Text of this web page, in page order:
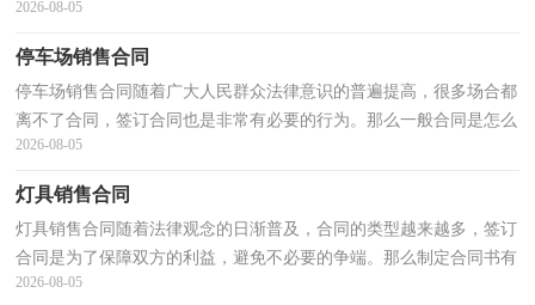
什么需要注意的呢？下面是小编整理的纸箱销售合同，...
2026-08-05
停车场销售合同
停车场销售合同随着广大人民群众法律意识的普遍提高，很多场合都
离不了合同，签订合同也是非常有必要的行为。那么一般合同是怎么
起草的呢？以下是小编为大家收集的停车场销售合同...
2026-08-05
灯具销售合同
灯具销售合同随着法律观念的日渐普及，合同的类型越来越多，签订
合同是为了保障双方的利益，避免不必要的争端。那么制定合同书有
什么需要注意的呢？以下是小编整理的灯具销售合同，仅...
2026-08-05